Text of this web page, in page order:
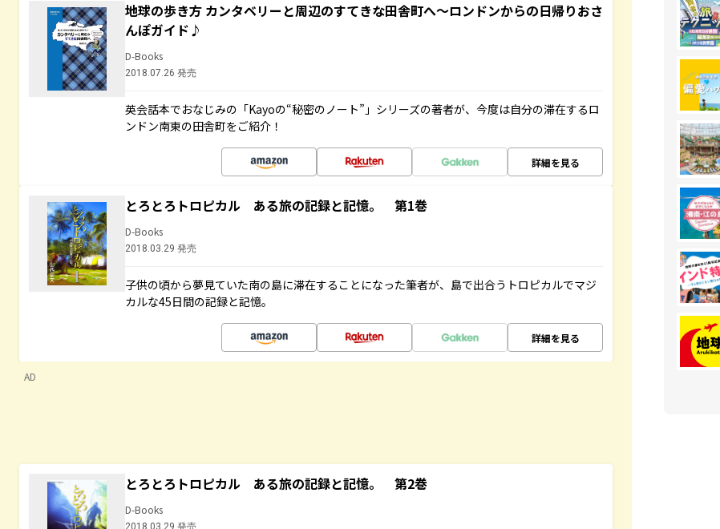
地球の歩き方 カンタベリーと周辺のすてきな田舎町へ～ロンドンからの日帰りおさ
んぽガイド♪
D-Books
2018.07.26 発売
英会話本でおなじみの「Kayoの“秘密のノート”」シリーズの著者が、今度は自分の滞在するロ
ンドン南東の田舎町をご紹介！
詳細を見る
とろとろトロピカル ある旅の記録と記憶。 第1巻
D-Books
2018.03.29 発売
子供の頃から夢見ていた南の島に滞在することになった筆者が、島で出合うトロピカルでマジ
カルな45日間の記録と記憶。
詳細を見る
AD
とろとろトロピカル ある旅の記録と記憶。 第2巻
D-Books
2018.03.29 発売